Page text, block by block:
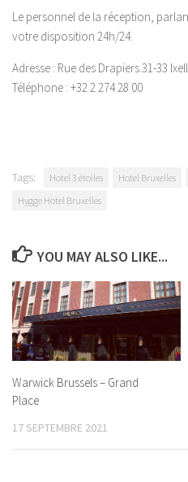
Le personnel de la réception,
votre disposition 24h/24.
Adresse : Rue des Drapiers 31-33
Téléphone : +32 2 274 28 00
Tags: Hotel 3 étoiles Hotel Bruxelles
Hygge Hotel Bruxelles
YOU MAY ALSO LIKE...
Warwick Brussels – Grand
Place
17 SEPTEMBRE 2021